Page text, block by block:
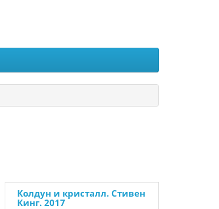
Колдун и кристалл. Стивен
Кинг. 2017